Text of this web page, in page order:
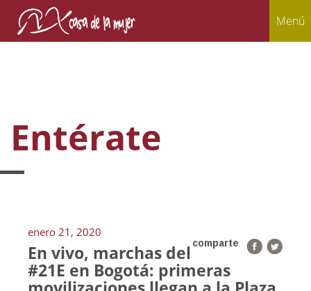
Menú
Entérate
enero 21, 2020
comparte
En vivo, marchas del
#21E en Bogotá: primeras